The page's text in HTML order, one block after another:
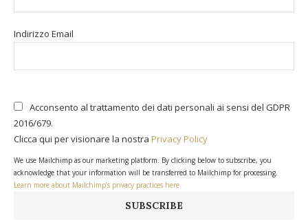
Indirizzo Email
Acconsento al trattamento dei dati personali ai sensi del GDPR
2016/679.
Clicca qui per visionare la nostra Privacy Policy
We use Mailchimp as our marketing platform. By clicking below to subscribe, you
acknowledge that your information will be transferred to Mailchimp for processing.
Learn more about Mailchimp’s privacy practices here.